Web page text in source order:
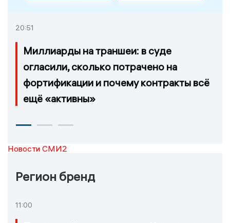
20:51
Миллиарды на траншеи: в суде
огласили, сколько потрачено на
фортификации и почему контракты всё
ещё «активны»
Новости СМИ2
Регион бренд
11:00